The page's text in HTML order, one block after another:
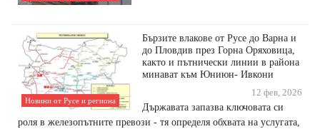
Новини от Русе и региона
Бързите влакове от Русе до Варна и
до Пловдив през Горна Оряховица,
както и пътнически линии в района
минават към Юниюн- Ивкони
12 фев, 2026
Държавата запазва ключовата си
роля в железопътните превози - тя определя обхвата на услугата,